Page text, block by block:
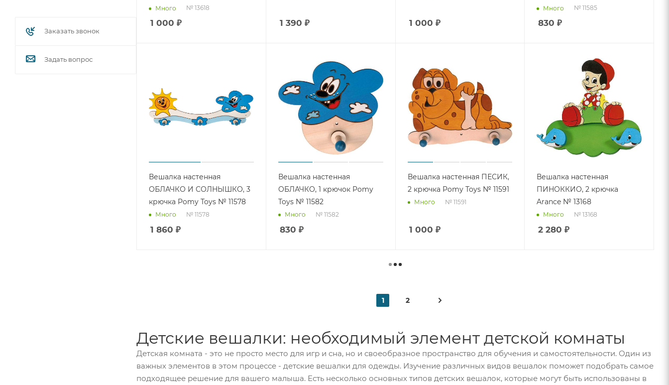
Много № 13618
1 000 ₽ 1 390 ₽ 1 000 ₽
Много № 11585
830 ₽
Вешалка настенная
ОБЛАЧКО И СОЛНЫШКО, 3
крючка Pomy Toys № 11578
Много № 11578
1 860 ₽
Вешалка настенная
ОБЛАЧКО, 1 крючок Pomy
Toys № 11582
Много № 11582
830 ₽
Вешалка настенная ПЕСИК,
2 крючка Pomy Toys № 11591
Много № 11591
1 000 ₽
Вешалка настенная
ПИНОККИО, 2 крючка
Arance № 13168
Много № 13168
2 280 ₽
1 2
Детские вешалки: необходимый элемент детской комнаты
Детская комната - это не просто место для игр и сна, но и своеобразное пространство для обучения и самостоятельности. Один из
важных элементов в этом процессе - детские вешалки для одежды. Изучение различных видов вешалок поможет подобрать самое
подходящее решение для вашего малыша. Есть несколько основных типов детских вешалок, которые могут быть использованы в
Заказать звонок
Задать вопрос